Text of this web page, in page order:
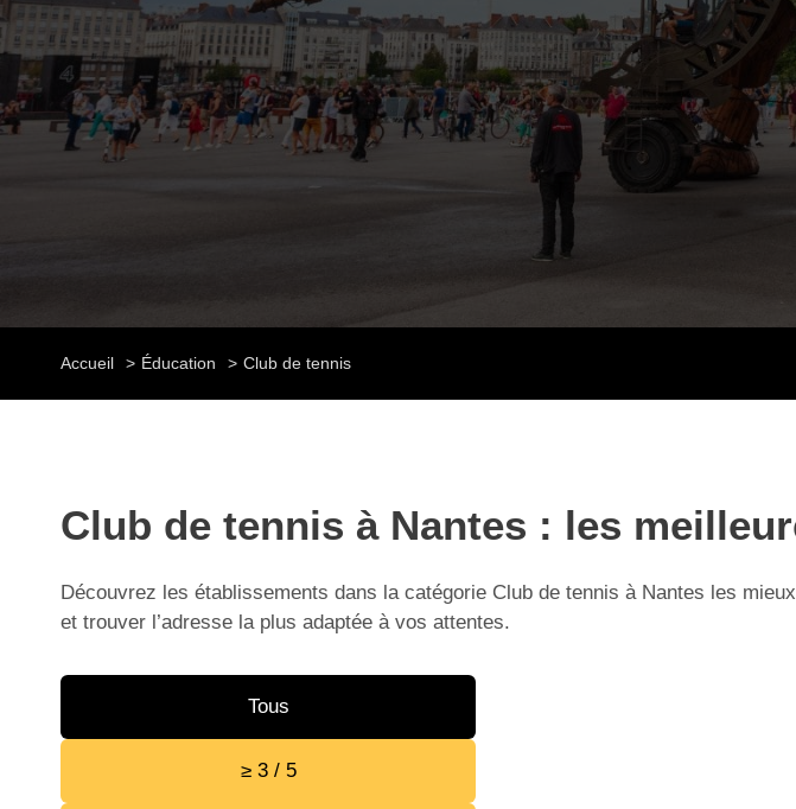
Accueil Éducation Club de tennis
Club de tennis à Nantes : les
Découvrez les établissements dans la catégorie Club de tennis à Nantes les
et trouver l’adresse la plus adaptée à vos attentes.
Tous
≥ 3 / 5